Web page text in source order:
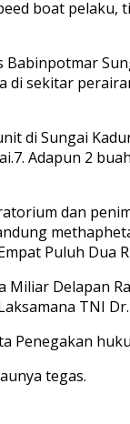
boat
Babinpotmar
sekitar
di Sungai
Adapun 2
dan
Puluh Dua
Delapan
TNI Dr.
tegas.